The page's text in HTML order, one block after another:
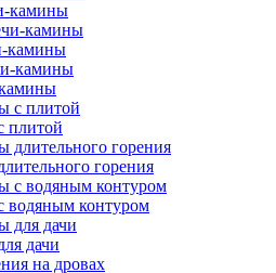
камины
камины
плитой
горения
водяным контуром
дачи